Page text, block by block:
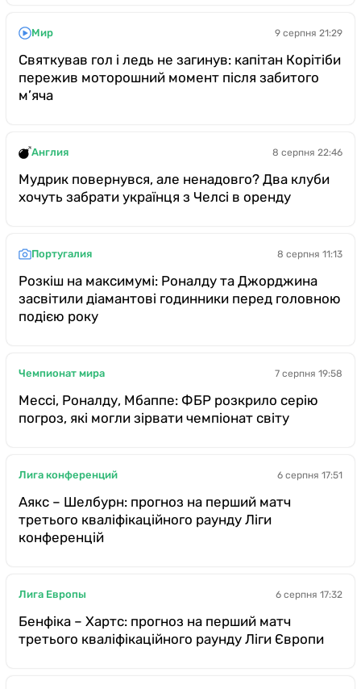
Мир 9 серпня 21:29
Святкував гол і ледь не загинув: капітан Корітіби
пережив моторошний момент після забитого
м’яча
Англия 8 серпня 22:46
Мудрик повернувся, але ненадовго? Два клуби
хочуть забрати українця з Челсі в оренду
Португалия 8 серпня 11:13
Розкіш на максимумі: Роналду та Джорджина
засвітили діамантові годинники перед головною
подією року
Чемпионат мира 7 серпня 19:58
Мессі, Роналду, Мбаппе: ФБР розкрило серію
погроз, які могли зірвати чемпіонат світу
Лига конференций 6 серпня 17:51
Аякс – Шелбурн: прогноз на перший матч
третього кваліфікаційного раунду Ліги
конференцій
Лига Европы 6 серпня 17:32
Бенфіка – Хартс: прогноз на перший матч
третього кваліфікаційного раунду Ліги Європи